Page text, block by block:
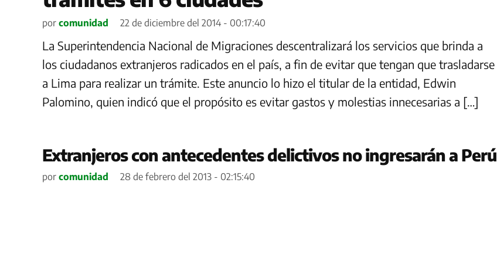
por comunidad 22 de diciembre del 2014 - 00:17:40
La Superintendencia Nacional de Migraciones descentralizará los servicios que brinda a
los ciudadanos extranjeros radicados en el país, a fin de evitar que tengan que trasladarse
a Lima para realizar un trámite. Este anuncio lo hizo el titular de la entidad, Edwin
Palomino, quien indicó que el propósito es evitar gastos y molestias innecesarias a […]
Extranjeros con antecedentes delictivos no ingresarán a Perú
por comunidad 28 de febrero del 2013 - 02:15:40